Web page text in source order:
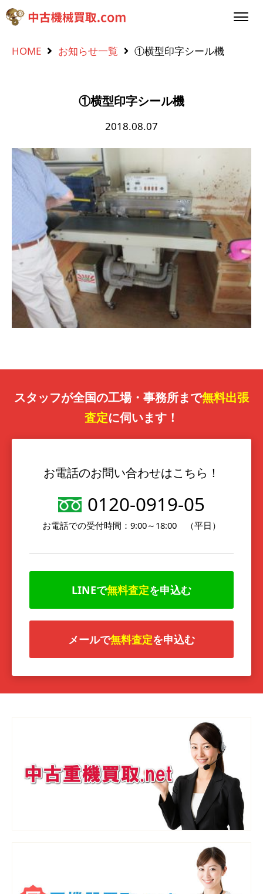
HOME お知らせ一覧 ①横型印字シール機
①横型印字シール機
2018.08.07
スタッフが全国の工場・事務所まで無料出張
査定に伺います！
お電話のお問い合わせはこちら！
0120-0919-05
お電話での受付時間：9:00～18:00 （平日）
LINEで無料査定を申込む
メールで無料査定を申込む